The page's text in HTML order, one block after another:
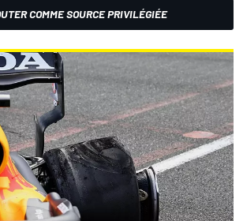
COMME SOURCE PRIVILÉGIÉE